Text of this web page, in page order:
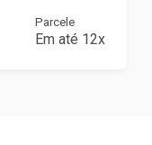
Parcele
Em até 12x